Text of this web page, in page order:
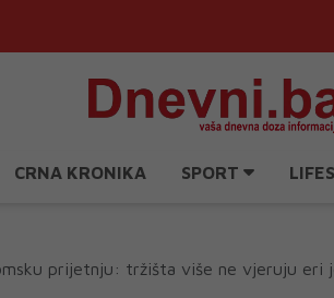
CRNA KRONIKA SPORT
prijetnju: tržišta više ne vjeruju eri